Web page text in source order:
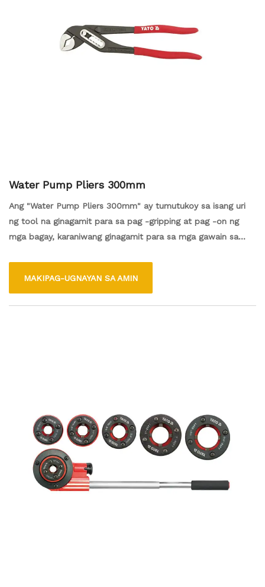
Water Pump Pliers 300mm
Ang "Water Pump Pliers 300mm" ay tumutukoy sa isang uri
ng tool na ginagamit para sa pag -gripping at pag -on ng
mga bagay, karaniwang ginagamit para sa mga gawain sa
haba na 300mm.
MAKIPAG-UGNAYAN SA AMIN